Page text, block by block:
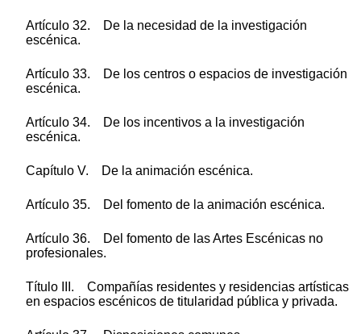
Artículo 32. De la necesidad de la investigación
escénica.
Artículo 33. De los centros o espacios de investigación
escénica.
Artículo 34. De los incentivos a la investigación
escénica.
Capítulo V. De la animación escénica.
Artículo 35. Del fomento de la animación escénica.
Artículo 36. Del fomento de las Artes Escénicas no
profesionales.
Título III. Compañías residentes y residencias artísticas
en espacios escénicos de titularidad pública y privada.